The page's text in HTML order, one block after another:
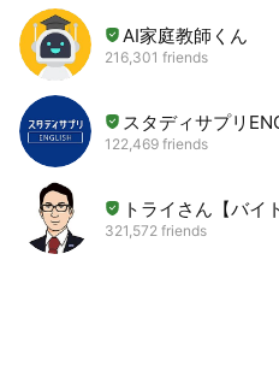
AI家庭教師くん
216,301 friends
スタディサプリ
122,469 friends
トライさん【バイ
321,572 friends